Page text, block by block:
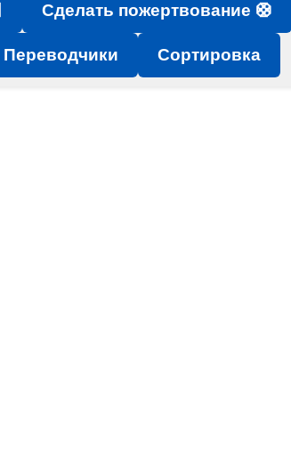
Сделать пожертвование 🛟
Переводчики Сортировка